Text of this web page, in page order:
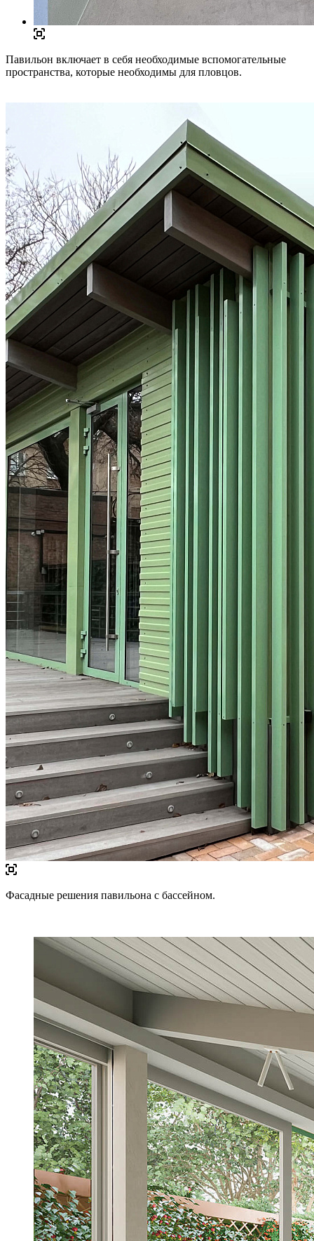
Павильон включает в себя необходимые вспомогательные
пространства, которые необходимы для пловцов.
Фасадные решения павильона с бассейном.